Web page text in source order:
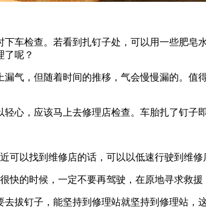
车检查。若看到扎钉子处，可以用一些肥
了呢？
气，但随着时间的推移，气会慢慢漏的。
心，应该马上去修理店检查。车胎扎了钉
可以找到维修店的话，可以以低速行驶到维
快的时候，一定不要再驾驶，在原地寻求救
拔钉子，能坚持到修理站就坚持到修理站，